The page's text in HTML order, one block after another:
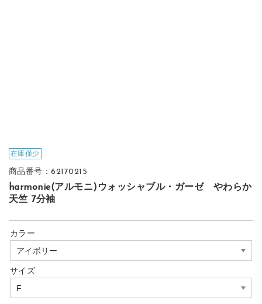
在庫僅少
商品番号：62170215
harmonie(アルモニ)ウォッシャブル・ガーゼ やわらか
天竺 7分袖
カラー
サイズ